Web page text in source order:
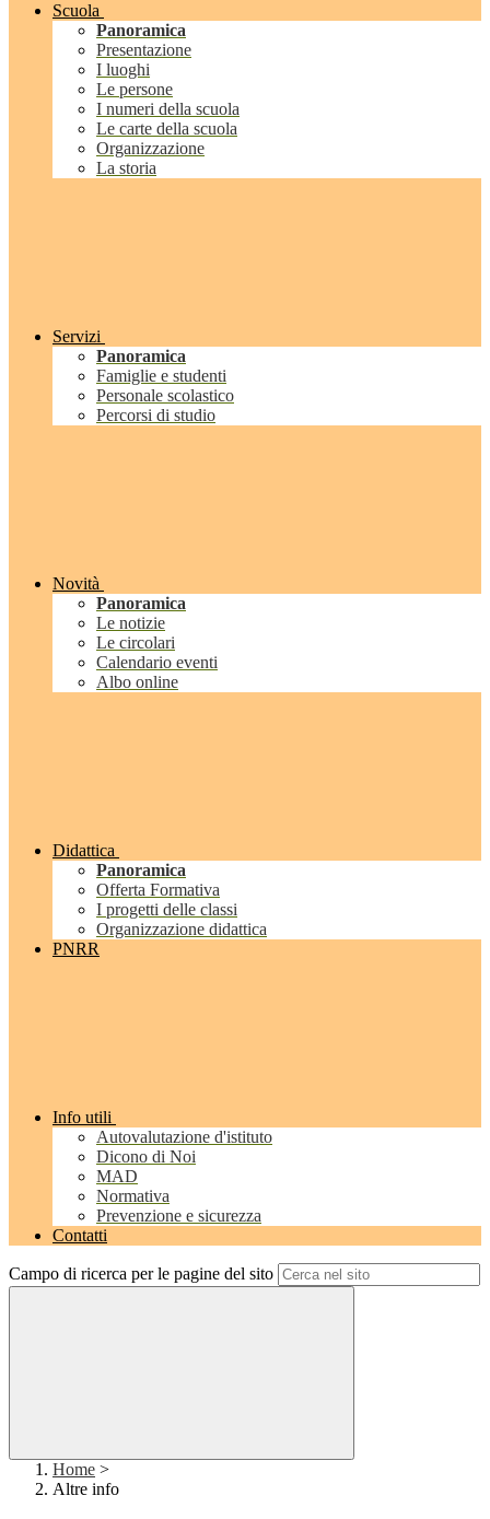
Scuola
Panoramica
Presentazione
I luoghi
Le persone
I numeri della scuola
Le carte della scuola
Organizzazione
La storia
Servizi
Panoramica
Famiglie e studenti
Personale scolastico
Percorsi di studio
Novità
Panoramica
Le notizie
Le circolari
Calendario eventi
Albo online
Didattica
Panoramica
Offerta Formativa
I progetti delle classi
Organizzazione didattica
PNRR
Info utili
Autovalutazione d'istituto
Dicono di Noi
MAD
Normativa
Prevenzione e sicurezza
Contatti
Campo di ricerca per le pagine del sito
Home >
Altre info